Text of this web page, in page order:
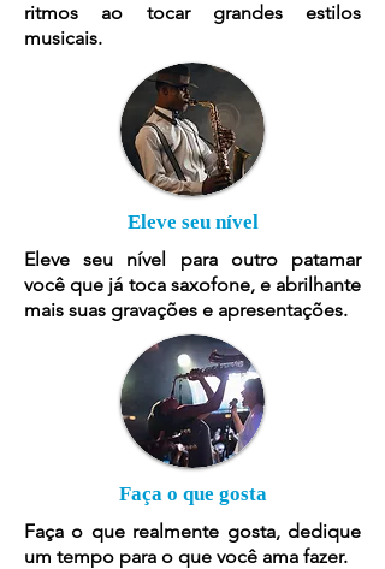
ritmos ao tocar grandes estilos
musicais.
Eleve seu nível
Eleve seu nível para outro patamar
você que já toca saxofone, e abrilhante
mais suas gravações e apresentações.
Faça o que gosta
Faça o que realmente gosta, dedique
um tempo para o que você ama fazer.